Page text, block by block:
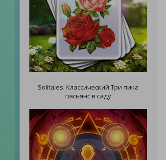
Solitales: Классический Три пика
пасьянс в саду